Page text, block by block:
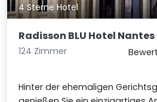
4 Sterne Hotel
Radisson BLU Hotel Nantes
124 Zimmer
Hinter der ehemaligen